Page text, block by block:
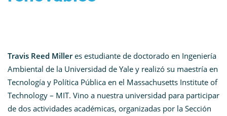
Travis Reed Milleres estudiante de doctorado en Ingeniería
Ambiental de la Universidad de Yale y realizó su maestría en
Tecnología y Política Pública en el Massachusetts Institute of
Technology – MIT. Vino a nuestra universidad para participar
de dos actividades académicas, organizadas por la Sección